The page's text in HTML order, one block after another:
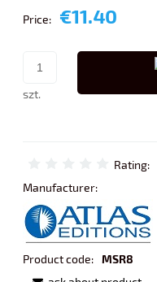
Price: €11.40
szt.
Rating:
Manufacturer:
Product code: MSR8